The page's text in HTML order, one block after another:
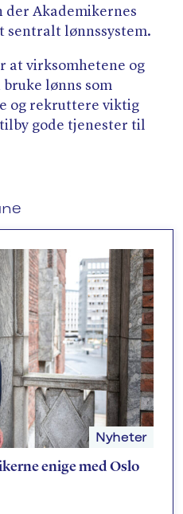
der Akademikernes
sentralt lønnssystem.
at virksomhetene og
lønns som
og rekruttere viktig
gode tjenester til
Nyheter
enige med Oslo